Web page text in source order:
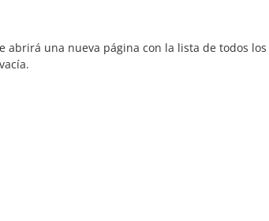
abrirá una nueva página con la lista de todos